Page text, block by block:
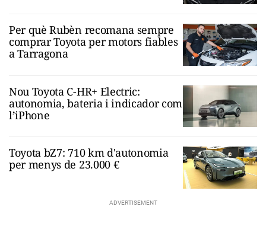
Per què Rubèn recomana sempre
comprar Toyota per motors fiables
a Tarragona
Nou Toyota C-HR+ Electric:
autonomia, bateria i indicador com
l’iPhone
Toyota bZ7: 710 km d'autonomia
per menys de 23.000 €